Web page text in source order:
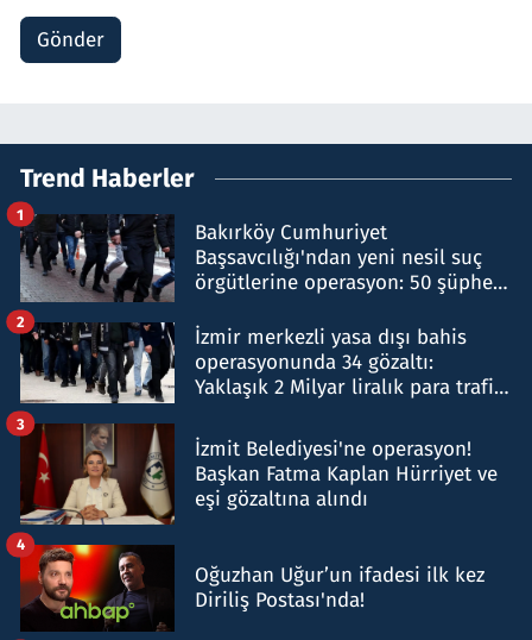
Gönder
Trend Haberler
Bakırköy Cumhuriyet
Başsavcılığı'ndan yeni nesil suç
örgütlerine operasyon: 50 şüpheli
1
İzmir merkezli yasa dışı bahis
operasyonunda 34 gözaltı:
Yaklaşık 2 Milyar liralık para trafiği
2
İzmit Belediyesi'ne operasyon!
Başkan Fatma Kaplan Hürriyet ve
eşi gözaltına alındı
3
Oğuzhan Uğur’un ifadesi ilk kez
Diriliş Postası'nda!
4